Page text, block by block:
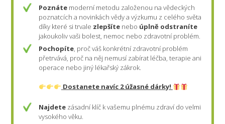
Poznáte moderní metodu založenou na vědeckých
poznatcích a novinkách vědy a výzkumu z celého světa
díky které si trvale zlepšíte nebo úplně odstraníte
jakoukoliv vaši bolest, nemoc nebo zdravotní problém.
Pochopíte, proč váš konkrétní zdravotní problém
přetrvává, proč na něj nemusí zabírat léčba, terapie ani
operace nebo jiný lékařský zákrok.
Dostanete navíc 2 úžasné dárky!
Najdete zásadní klíč k vašemu plnému zdraví do velmi
vysokého věku.